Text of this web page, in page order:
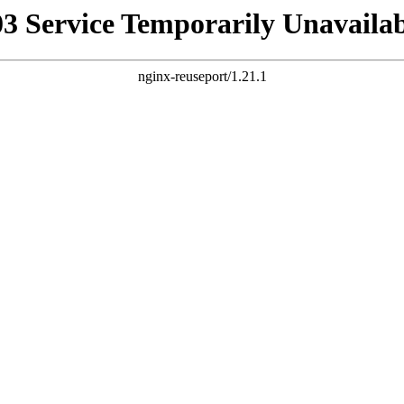
Service Temporarily
nginx-reuseport/1.21.1